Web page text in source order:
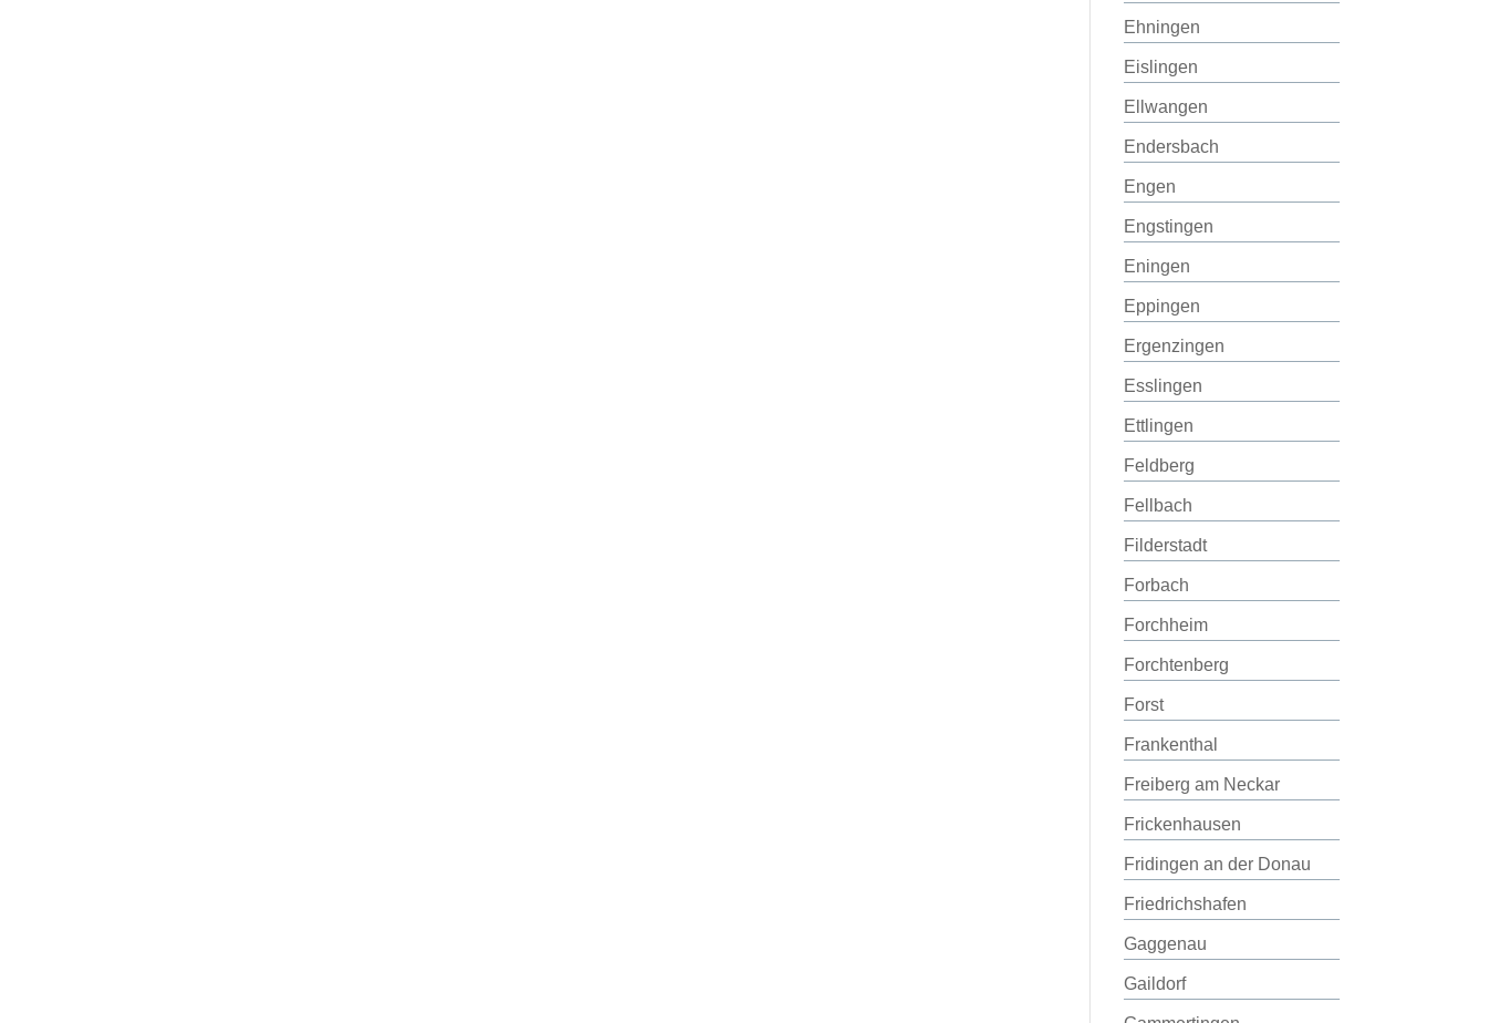
Ehningen
Eislingen
Ellwangen
Endersbach
Engen
Engstingen
Eningen
Eppingen
Ergenzingen
Esslingen
Ettlingen
Feldberg
Fellbach
Filderstadt
Forbach
Forchheim
Forchtenberg
Forst
Frankenthal
Freiberg am Neckar
Frickenhausen
Fridingen an der Donau
Friedrichshafen
Gaggenau
Gaildorf